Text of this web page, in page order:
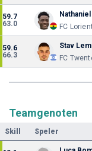
59.7
63.0
FC
59.6
66.3
Stav
FC
Teamgenoten
Skill Speler